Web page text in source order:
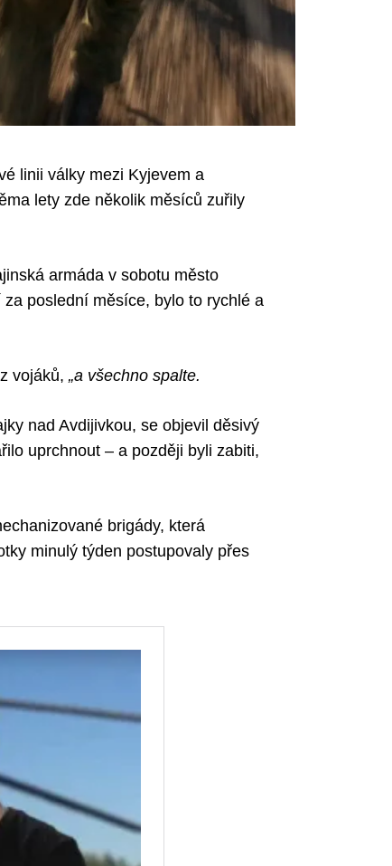
linii války mezi Kyjevem a
lety zde několik měsíců zuřily
armáda v sobotu město
poslední měsíce, bylo to rychlé a
vojáků, „a všechno spalte.
nad Avdijivkou, se objevil děsivý
uprchnout – a později byli zabiti,
brigády, která
minulý týden postupovaly přes